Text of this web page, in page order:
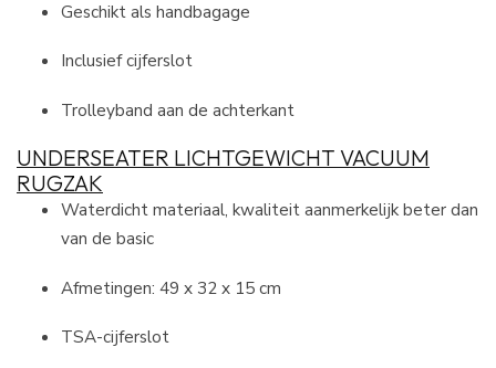
Geschikt als handbagage
Inclusief cijferslot
Trolleyband aan de achterkant
UNDERSEATER LICHTGEWICHT VACUUM
RUGZAK
Waterdicht materiaal, kwaliteit aanmerkelijk beter dan
van de basic
Afmetingen: 49 x 32 x 15 cm
TSA-cijferslot